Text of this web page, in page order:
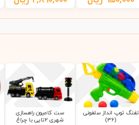
تفنگ توپ انداز سلفونی
(36)
ست کامیون راهسازی
شهری 2تایی با چراغ